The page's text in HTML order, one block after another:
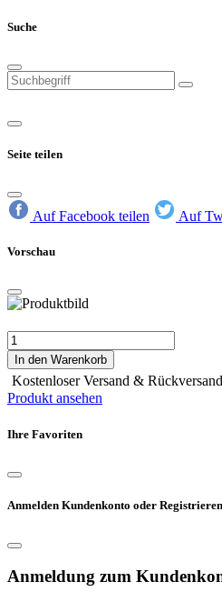
Suche
Seite teilen
Auf Facebook teilen Auf
Vorschau
In den Warenkorb
Kostenloser Versand &
Produkt ansehen
Ihre Favoriten
Anmelden Kundenkonto oder
Anmeldung zum